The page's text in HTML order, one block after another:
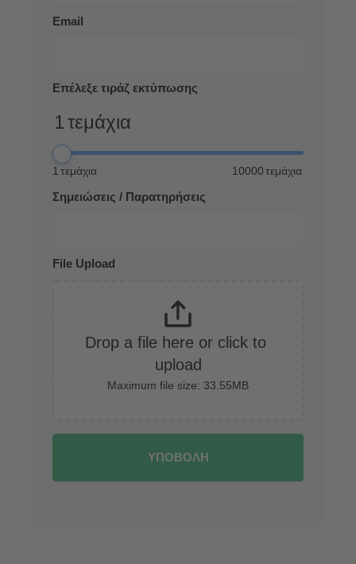
Email
Επέλεξε τιράζ εκτύπωσης
1τεμάχια
1 τεμάχια 10000τεμάχια
Σημειώσεις / Παρατηρήσεις
File Upload
Drop a file here or click to
upload
Maximum file size: 33.55MB
ΥΠΟΒΟΛΗ